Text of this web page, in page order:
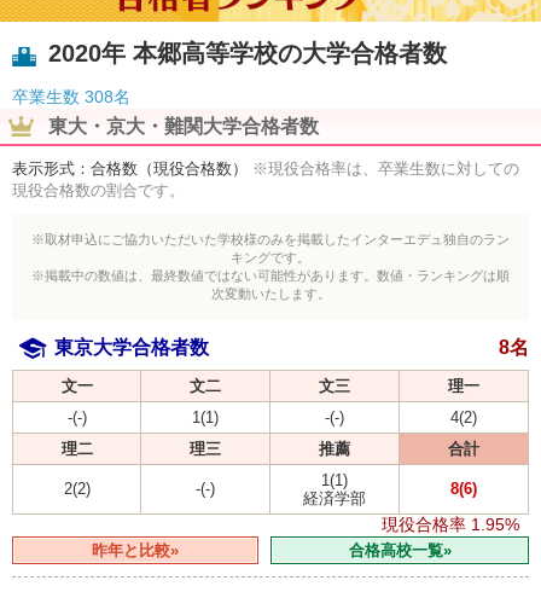
2020年 本郷高等学校の大学合格者数
卒業生数 308名
東大・京大・難関大学合格者数
表示形式：合格数（現役合格数）
※現役合格率は、卒業生数に対しての
現役合格数の割合です。
※取材申込にご協力いただいた学校様のみを掲載したインターエデュ独自のラン
キングです。
※掲載中の数値は、最終数値ではない可能性があります。数値・ランキングは順
次変動いたします。
東京大学合格者数 8名
文一 文二 文三
理一
-(-)
1(1) -(-)
4(2)
理二
理三 推薦 合計
2(2) -(-)
1(1)
経済学部
8(6)
現役合格率 1.95%
昨年と比較» 合格高校一覧»